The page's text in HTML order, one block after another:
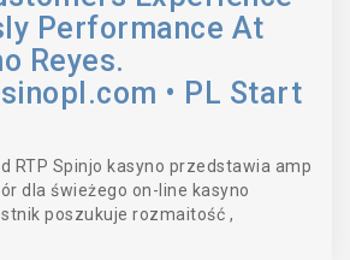
Performance At
Reyes.
• PL Start
RTP Spinjo kasyno przedstawia amp
dla świeżego on-line kasyno
poszukuje rozmaitość ,